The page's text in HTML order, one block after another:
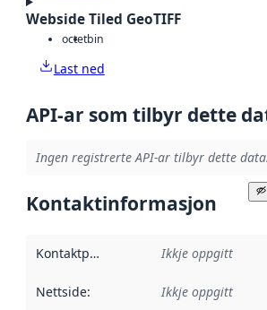
Webside Tiled GeoTIFF
octetbin
Last ned
API-ar som tilbyr dette
Ingen registrerte API-ar tilbyr dette
Kontaktinformasjon
Kontaktpunkt Ikkje oppgitt
Nettside: Ikkje oppgitt